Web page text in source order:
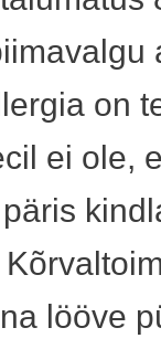
on
ei ole,
lööve